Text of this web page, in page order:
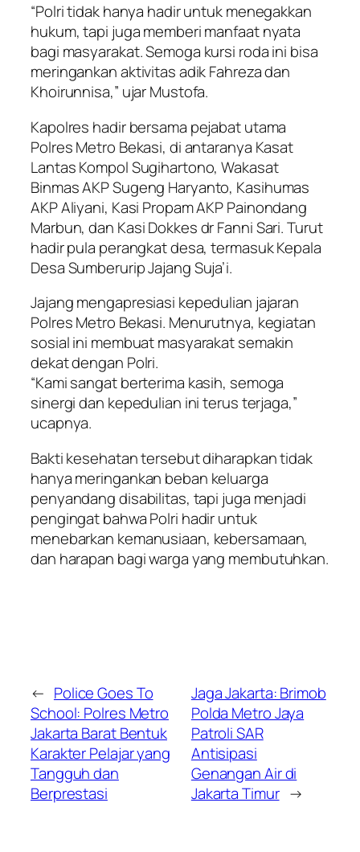
“Polri tidak hanya hadir untuk menegakkan
hukum, tapi juga memberi manfaat nyata
bagi masyarakat. Semoga kursi roda ini bisa
meringankan aktivitas adik Fahreza dan
Khoirunnisa,” ujar Mustofa.
Kapolres hadir bersama pejabat utama
Polres Metro Bekasi, di antaranya Kasat
Lantas Kompol Sugihartono, Wakasat
Binmas AKP Sugeng Haryanto, Kasihumas
AKP Aliyani, Kasi Propam AKP Painondang
Marbun, dan Kasi Dokkes dr Fanni Sari. Turut
hadir pula perangkat desa, termasuk Kepala
Desa Sumberurip Jajang Suja’i.
Jajang mengapresiasi kepedulian jajaran
Polres Metro Bekasi. Menurutnya, kegiatan
sosial ini membuat masyarakat semakin
dekat dengan Polri.
“Kami sangat berterima kasih, semoga
sinergi dan kepedulian ini terus terjaga,”
ucapnya.
Bakti kesehatan tersebut diharapkan tidak
hanya meringankan beban keluarga
penyandang disabilitas, tapi juga menjadi
pengingat bahwa Polri hadir untuk
menebarkan kemanusiaan, kebersamaan,
dan harapan bagi warga yang membutuhkan.
← Police Goes To
School: Polres Metro
Jakarta Barat Bentuk
Karakter Pelajar yang
Tangguh dan
Berprestasi
Jaga Jakarta: Brimob
Polda Metro Jaya
Patroli SAR
Antisipasi
Genangan Air di
Jakarta Timur →